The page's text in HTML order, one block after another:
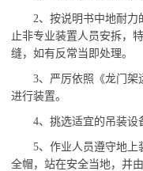
2、按说明书中地耐力
止非专业装置人员安拆，
缝，如有反常当即处理。
3、严厉依照《龙门
进行装置。
4、挑选适宜的吊装设
5、作业人员遵守地上
全帽，站在安全当地，并